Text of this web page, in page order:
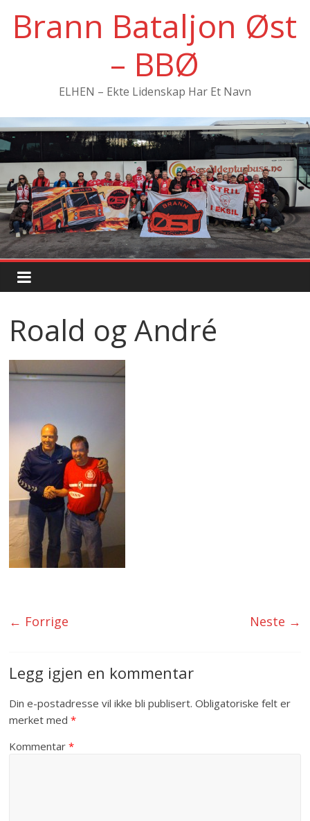
innholdet
Brann Bataljon Øst
– BBØ
ELHEN – Ekte Lidenskap Har Et Navn
Roald og André
← Forrige Neste →
Legg igjen en kommentar
Din e-postadresse vil ikke bli publisert. Obligatoriske felt er
merket med*
Kommentar*